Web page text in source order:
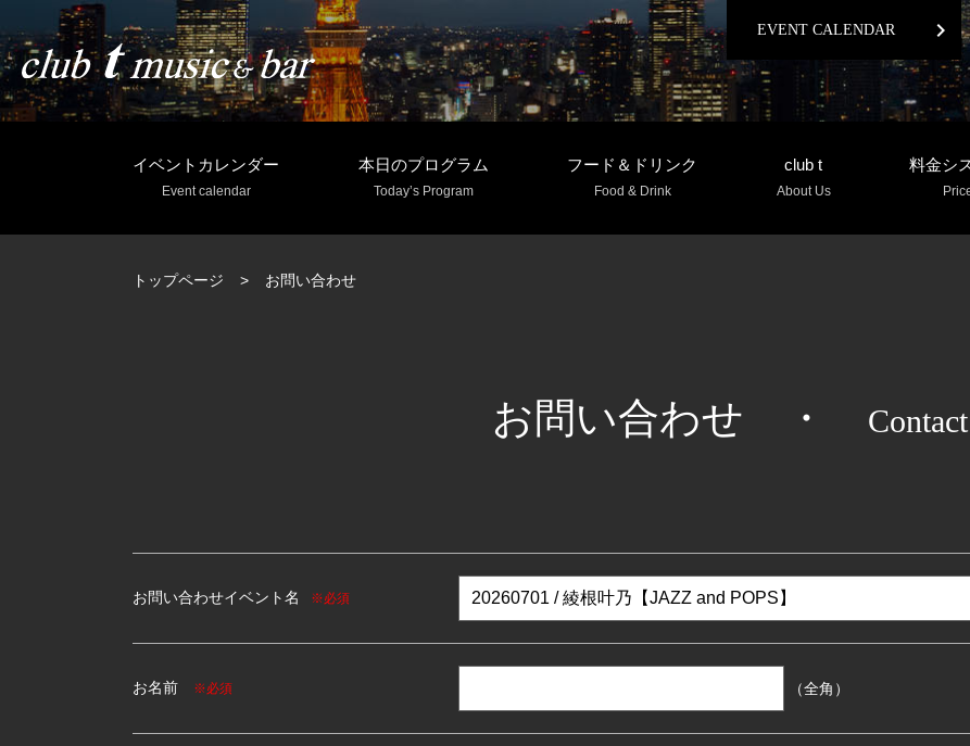
EVENT CALENDAR chevron_right
イベントカレンダー
Event calendar
本日のプログラム
Today’s Program
フード＆ドリンク
Food & Drink
club t
About Us
料金シ
トップページ お問い合わせ
お問い合わせ ・ Contact
お問い合わせイベント名 ※必須
お名前 ※必須 （全角）